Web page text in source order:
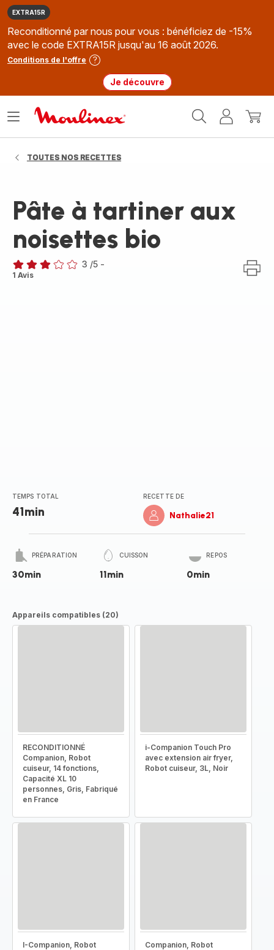
EXTRA15R
Reconditionné par nous pour vous : bénéficiez de -15%
avec le code EXTRA15R jusqu'au 16 août 2026.
Conditions de l'offre
Je découvre
MonMon
Ouvrir
TOUTES NOS RECETTES
Pâte à tartiner aux
noisettes bio
Avis
3 /5 -
1 Avis
TEMPS TOTAL
41min
RECETTE DE
Nathalie21
PRÉPARATION
30min
CUISSON
11min
REPOS
0min
Appareils compatibles (20)
RECONDITIONNÉ
Companion, Robot
cuiseur, 14 fonctions,
Capacité XL 10
personnes, Gris, Fabriqué
en France
i-Companion Touch Pro
avec extension air fryer,
Robot cuiseur, 3L, Noir
I-Companion, Robot
Companion, Robot